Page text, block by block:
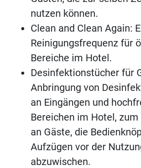
nutzen können.
Clean and Clean Again:
Reinigungsfrequenz für
Bereiche im Hotel.
Desinfektionstücher für
Anbringung von
an Eingängen und
Bereichen im Hotel,
an Gäste, die
Aufzügen vor der
abzuwischen.